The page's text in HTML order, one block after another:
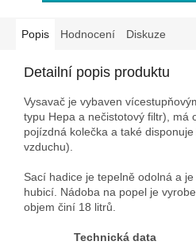
Popis Hodnocení Diskuze
Detailní popis produktu
Vysavač je vybaven
typu Hepa a nečistotový filtr), má
pojízdná kolečka a také
vzduchu).
Sací hadice je tepelně odolná a
hubicí. Nádoba na popel je
objem činí 18 litrů.
Technická data